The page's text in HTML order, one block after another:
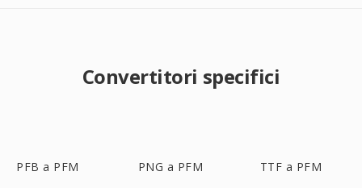
Convertitori specifici
PFB a PFM PNG a PFM TTF a PFM